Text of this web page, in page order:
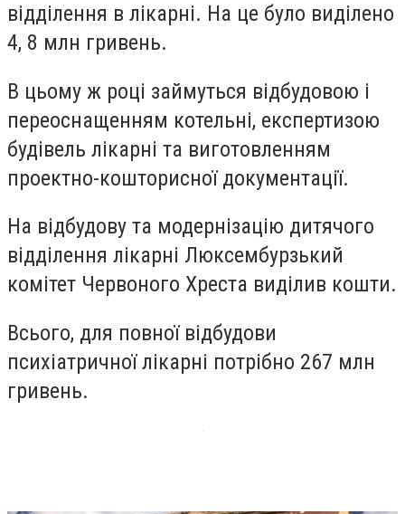
відділення в лікарні. На це було виділено
4, 8 млн гривень.
В цьому ж році займуться відбудовою і
переоснащенням котельні, експертизою
будівель лікарні та виготовленням
проектно-кошторисної документації.
На відбудову та модернізацію дитячого
відділення лікарні Люксембурзький
комітет Червоного Хреста виділив кошти.
Всього, для повної відбудови
психіатричної лікарні потрібно 267 млн
гривень.